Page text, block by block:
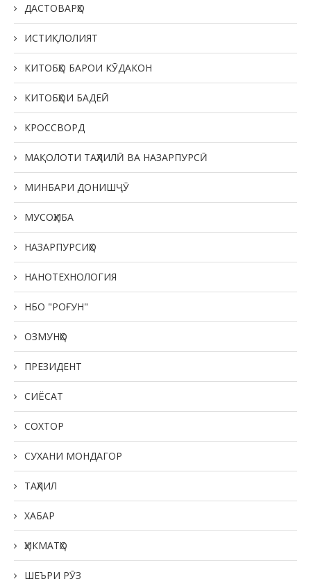
ДАСТОВАРҲО
ИСТИҚЛОЛИЯТ
КИТОБҲО БАРОИ КӮДАКОН
КИТОБҲОИ БАДЕӢ
КРОССВОРД
МАҚОЛОТИ ТАҲЛИЛӢ ВА НАЗАРПУРСӢ
МИНБАРИ ДОНИШҶӮ
МУСОҲИБА
НАЗАРПУРСИҲО
НАНОТЕХНОЛОГИЯ
НБО "РОҒУН"
ОЗМУНҲО
ПРЕЗИДЕНТ
СИЁСАТ
СОХТОР
СУХАНИ МОНДАГОР
ТАҲЛИЛ
ХАБАР
ҲИКМАТҲО
ШЕЪРИ РӮЗ